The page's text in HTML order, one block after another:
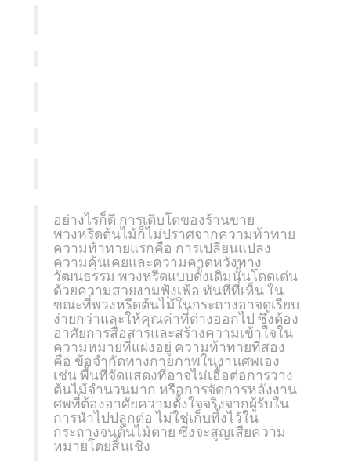
อย่างไรก็ดี การเติบโตของร้านขาย
พวงหรีดต้นไม้ก็ไม่ปราศจากความท้าทาย
ความท้าทายแรกคือ การเปลี่ยนแปลง
ความคุ้นเคยและความคาดหวังทาง
วัฒนธรรม พวงหรีดแบบดั้งเดิมนั้นโดดเด่น
ด้วยความสวยงามฟุ้งเฟ้อ ทันทีที่เห็น ใน
ขณะที่พวงหรีดต้นไม้ในกระถางอาจดูเรียบ
ง่ายกว่าและให้คุณค่าที่ต่างออกไป ซึ่งต้อง
อาศัยการสื่อสารและสร้างความเข้าใจใน
ความหมายที่แฝงอยู่ ความท้าทายที่สอง
คือ ข้อจำกัดทางกายภาพในงานศพเอง
เช่น พื้นที่จัดแสดงที่อาจไม่เอื้อต่อการวาง
ต้นไม้จำนวนมาก หรือการจัดการหลังงาน
ศพที่ต้องอาศัยความตั้งใจจริงจากผู้รับใน
การนำไปปลูกต่อ ไม่ใช่เก็บทิ้งไว้ใน
กระถางจนต้นไม้ตาย ซึ่งจะสูญเสียความ
หมายโดยสิ้นเชิง